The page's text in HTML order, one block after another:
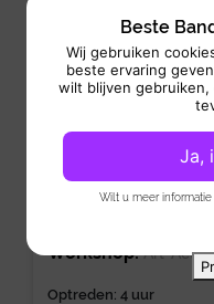
Digitale
Workshop: Art-Act
Optreden: 4 uur
Beste
Wij gebruiken
beste ervaring
wilt blijven gebruiken,
Wilt u meer
Ja,